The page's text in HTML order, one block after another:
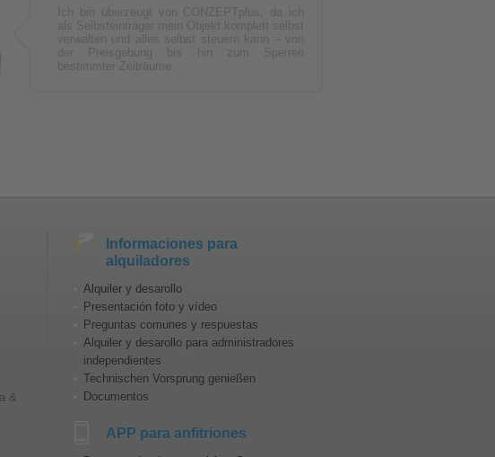
&
Informaciones para
alquiladores
Alquiler y desarollo
Presentación foto y vídeo
Preguntas comunes y respuestas
Alquiler y desarollo para administradores
independientes
Technischen Vorsprung genießen
Documentos
APP para anfitriones